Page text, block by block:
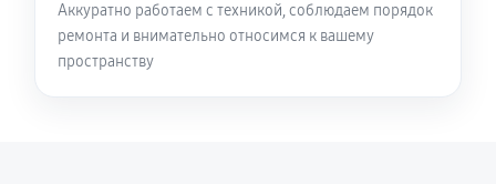
Аккуратно работаем с техникой, соблюдаем порядок
ремонта и внимательно относимся к вашему
пространству